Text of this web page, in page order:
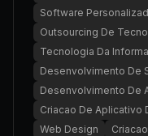
Software
Outsourcing De
Tecnologia Da
Desenvolvimento De
Desenvolvimento De
Criacao De Aplicativo
Web Design